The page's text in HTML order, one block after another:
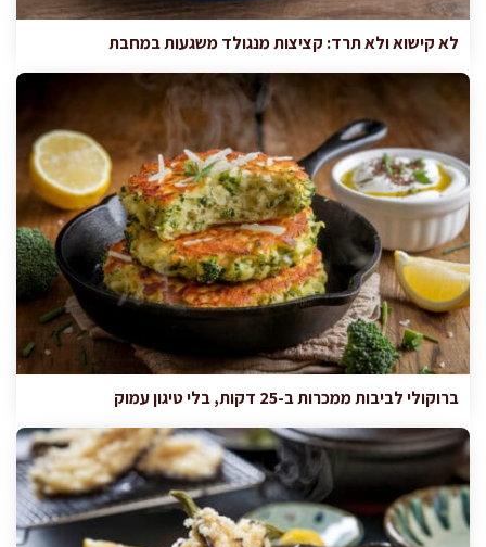
לא קישוא ולא תרד: קציצות מנגולד משגעות במחבת
ברוקולי לביבות ממכרות ב-25 דקות, בלי טיגון עמוק